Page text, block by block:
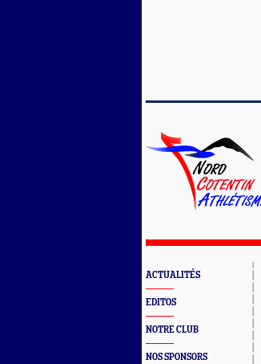
ACTUALITÉS
EDITOS
NOTRE CLUB
NOS SPONSORS